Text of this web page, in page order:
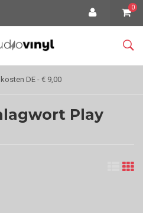
0
DE - € 9,00
Play